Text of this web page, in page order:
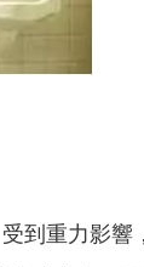
到重力影響